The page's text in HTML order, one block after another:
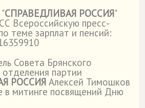
СПРАВЕДЛИВАЯ РОССИЯ"
Всероссийскую пресс-
теме зарплат и пенсий:
Совета Брянского
отделения партии
РОССИЯ Алексей Тимошков
в митинге посвящений Дню